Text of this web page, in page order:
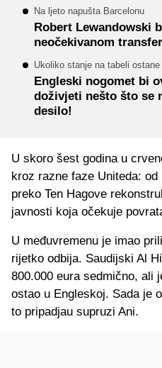
Na ljeto napušta Barcelonu
Robert Lewandowski
neočekivanom
Ukoliko stanje na tabeli
Engleski nogomet bi
doživjeti nešto što se
desilo!
U skoro šest godina u
kroz razne faze Uniteda:
preko Ten Hagove
javnosti koja očekuje
U međuvremenu je imao
rijetko odbija. Saudijski Al
800.000 eura sedmično, ali
ostao u Engleskoj. Sada je
to pripadjau supruzi Ani.